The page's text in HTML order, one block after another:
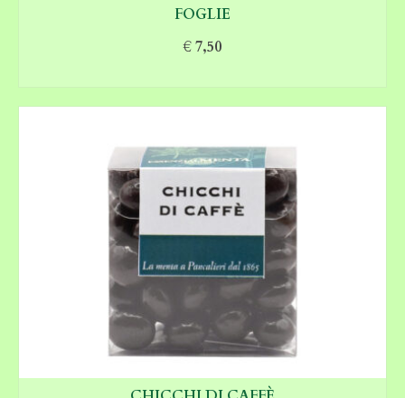
FOGLIE
€7,50